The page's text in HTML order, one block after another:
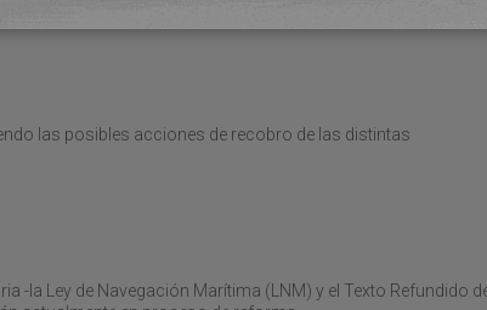
las posibles acciones de recobro de las distintas
-la Ley de Navegación Marítima (LNM) y el Texto Refundido